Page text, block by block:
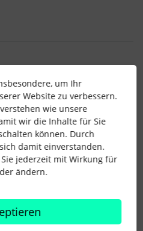
eingestellt hast? wir
Möglichkeit.
um Ihr
Website zu verbessern.
wie unsere
wir die Inhalte für Sie
können. Durch
damit einverstanden.
jederzeit mit Wirkung für
ändern.